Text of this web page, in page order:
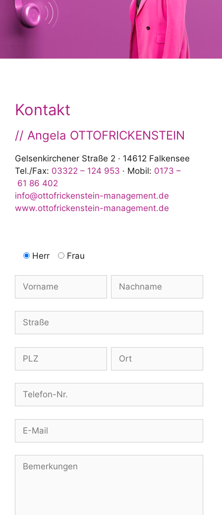
Kontakt
// Angela OTTOFRICKENSTEIN
Gelsenkirchener Straße 2 · 14612 Falkensee
Tel./Fax: 03322 – 124 953 · Mobil: 0173 –
61 86 402
info@ottofrickenstein-management.de
www.ottofrickenstein-management.de
Herr Frau